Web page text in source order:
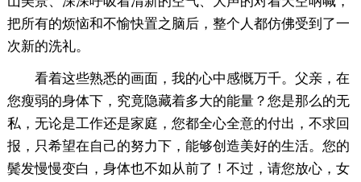
把所有的烦恼和不愉快置之脑后，整个人都仿佛受到了一
次新的洗礼。
看着这些熟悉的画面，我的心中感慨万千。父亲，在
您瘦弱的身体下，究竟隐藏着多大的能量？您是那么的无
私，无论是工作还是家庭，您都全心全意的付出，不求回
报，只希望在自己的努力下，能够创造美好的生活。您的
鬓发慢慢变白，身体也不如从前了！不过，请您放心，女